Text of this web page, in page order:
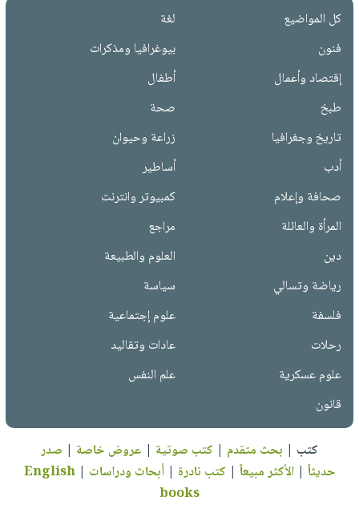
كل المواضيع
لغة
فنون
بيوغرافيا ومذكرات
إقتصاد وأعمال
أطفال
طبخ
صحة
تاريخ وجغرافيا
زراعة وحيوان
أدب
أساطير
صحافة وإعلام
كمبيوتر وانترنت
المرأة والعائلة
مراجع
دين
العلوم والطبيعة
رياضة وتسالي
سياسة
فلسفة
علوم إجتماعية
رحلات
عادات وتقاليد
علوم عسكرية
علم النفس
قانون
كتب | بحث متقدم | كتب صوتية | عروض خاصة | صدر
حديثاً |الأكثر مبيعاً | كتب نادرة |أبحاث ودراسات |
English
books